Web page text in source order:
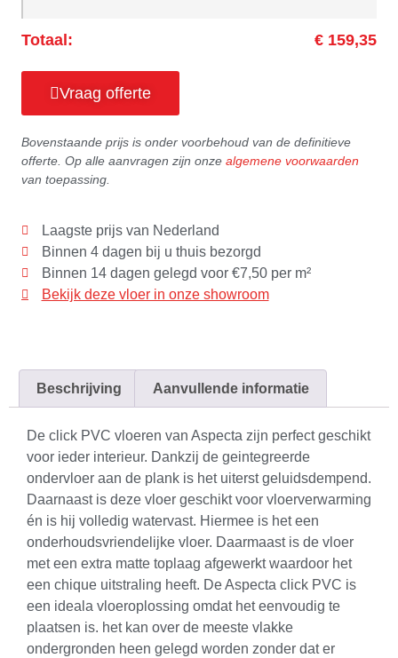
Totaal: € 159,35
Vraag offerte
Bovenstaande prijs is onder voorbehoud van de definitieve
offerte. Op alle aanvragen zijn onze algemene voorwaarden
van toepassing.
Laagste prijs van Nederland
Binnen 4 dagen bij u thuis bezorgd
Binnen 14 dagen gelegd voor €7,50 per m²
Bekijk deze vloer in onze showroom
Beschrijving Aanvullende informatie
De click PVC vloeren van Aspecta zijn perfect geschikt
voor ieder interieur. Dankzij de geintegreerde
ondervloer aan de plank is het uiterst geluidsdempend.
Daarnaast is deze vloer geschikt voor vloerverwarming
én is hij volledig watervast. Hiermee is het een
onderhoudsvriendelijke vloer. Daarmaast is de vloer
met een extra matte toplaag afgewerkt waardoor het
een chique uitstraling heeft. De Aspecta click PVC is
een ideala vloeroplossing omdat het eenvoudig te
plaatsen is. het kan over de meeste vlakke
ondergronden heen gelegd worden zonder dat er